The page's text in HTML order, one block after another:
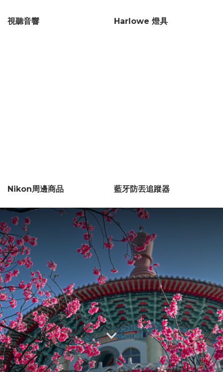
視聽音響 Harlowe 燈具
Nikon周邊商品 藍牙防丟追蹤器